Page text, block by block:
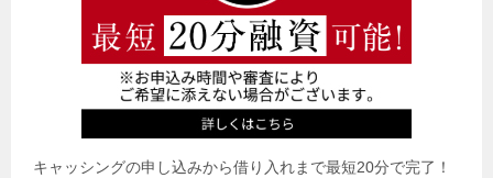
キャッシングの申し込みから借り入れまで最短20分で完了！